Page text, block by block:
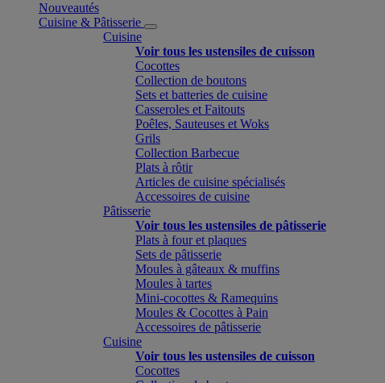
Nouveautés
Cuisine & Pâtisserie
Cuisine
Voir tous les ustensiles de cuisson
Cocottes
Collection de boutons
Sets et batteries de cuisine
Casseroles et Faitouts
Poêles, Sauteuses et Woks
Grils
Collection Barbecue
Plats à rôtir
Articles de cuisine spécialisés
Accessoires de cuisine
Pâtisserie
Voir tous les ustensiles de pâtisserie
Plats à four et plaques
Sets de pâtisserie
Moules à gâteaux & muffins
Moules à tartes
Mini-cocottes & Ramequins
Moules & Cocottes à Pain
Accessoires de pâtisserie
Cuisine
Voir tous les ustensiles de cuisson
Cocottes